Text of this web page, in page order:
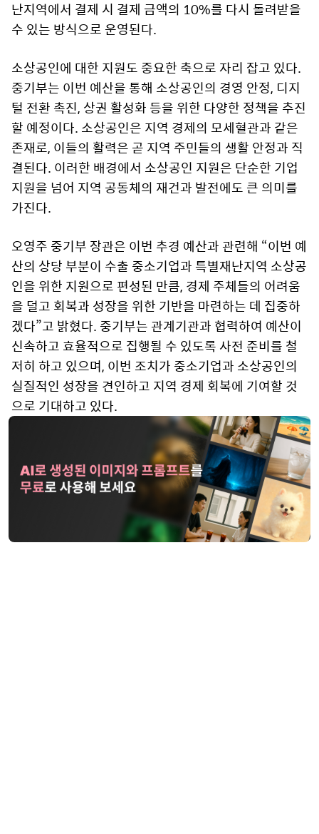
난지역에서 결제 시 결제 금액의 10%를 다시 돌려받을
수 있는 방식으로 운영된다.
소상공인에 대한 지원도 중요한 축으로 자리 잡고 있다.
중기부는 이번 예산을 통해 소상공인의 경영 안정, 디지
털 전환 촉진, 상권 활성화 등을 위한 다양한 정책을 추진
할 예정이다. 소상공인은 지역 경제의 모세혈관과 같은
존재로, 이들의 활력은 곧 지역 주민들의 생활 안정과 직
결된다. 이러한 배경에서 소상공인 지원은 단순한 기업
지원을 넘어 지역 공동체의 재건과 발전에도 큰 의미를
가진다.
오영주 중기부 장관은 이번 추경 예산과 관련해 “이번 예
산의 상당 부분이 수출 중소기업과 특별재난지역 소상공
인을 위한 지원으로 편성된 만큼, 경제 주체들의 어려움
을 덜고 회복과 성장을 위한 기반을 마련하는 데 집중하
겠다”고 밝혔다. 중기부는 관계기관과 협력하여 예산이
신속하고 효율적으로 집행될 수 있도록 사전 준비를 철
저히 하고 있으며, 이번 조치가 중소기업과 소상공인의
실질적인 성장을 견인하고 지역 경제 회복에 기여할 것
으로 기대하고 있다.